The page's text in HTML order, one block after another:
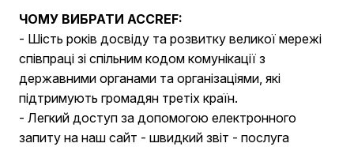
ЧОМУ ВИБРАТИ ACCREF:
- Шість років досвіду та розвитку великої мережі
співпраці зі спільним кодом комунікації з
державними органами та організаціями, які
підтримують громадян третіх країн.
- Легкий доступ за допомогою електронного
запиту на наш сайт - швидкий звіт - послуга